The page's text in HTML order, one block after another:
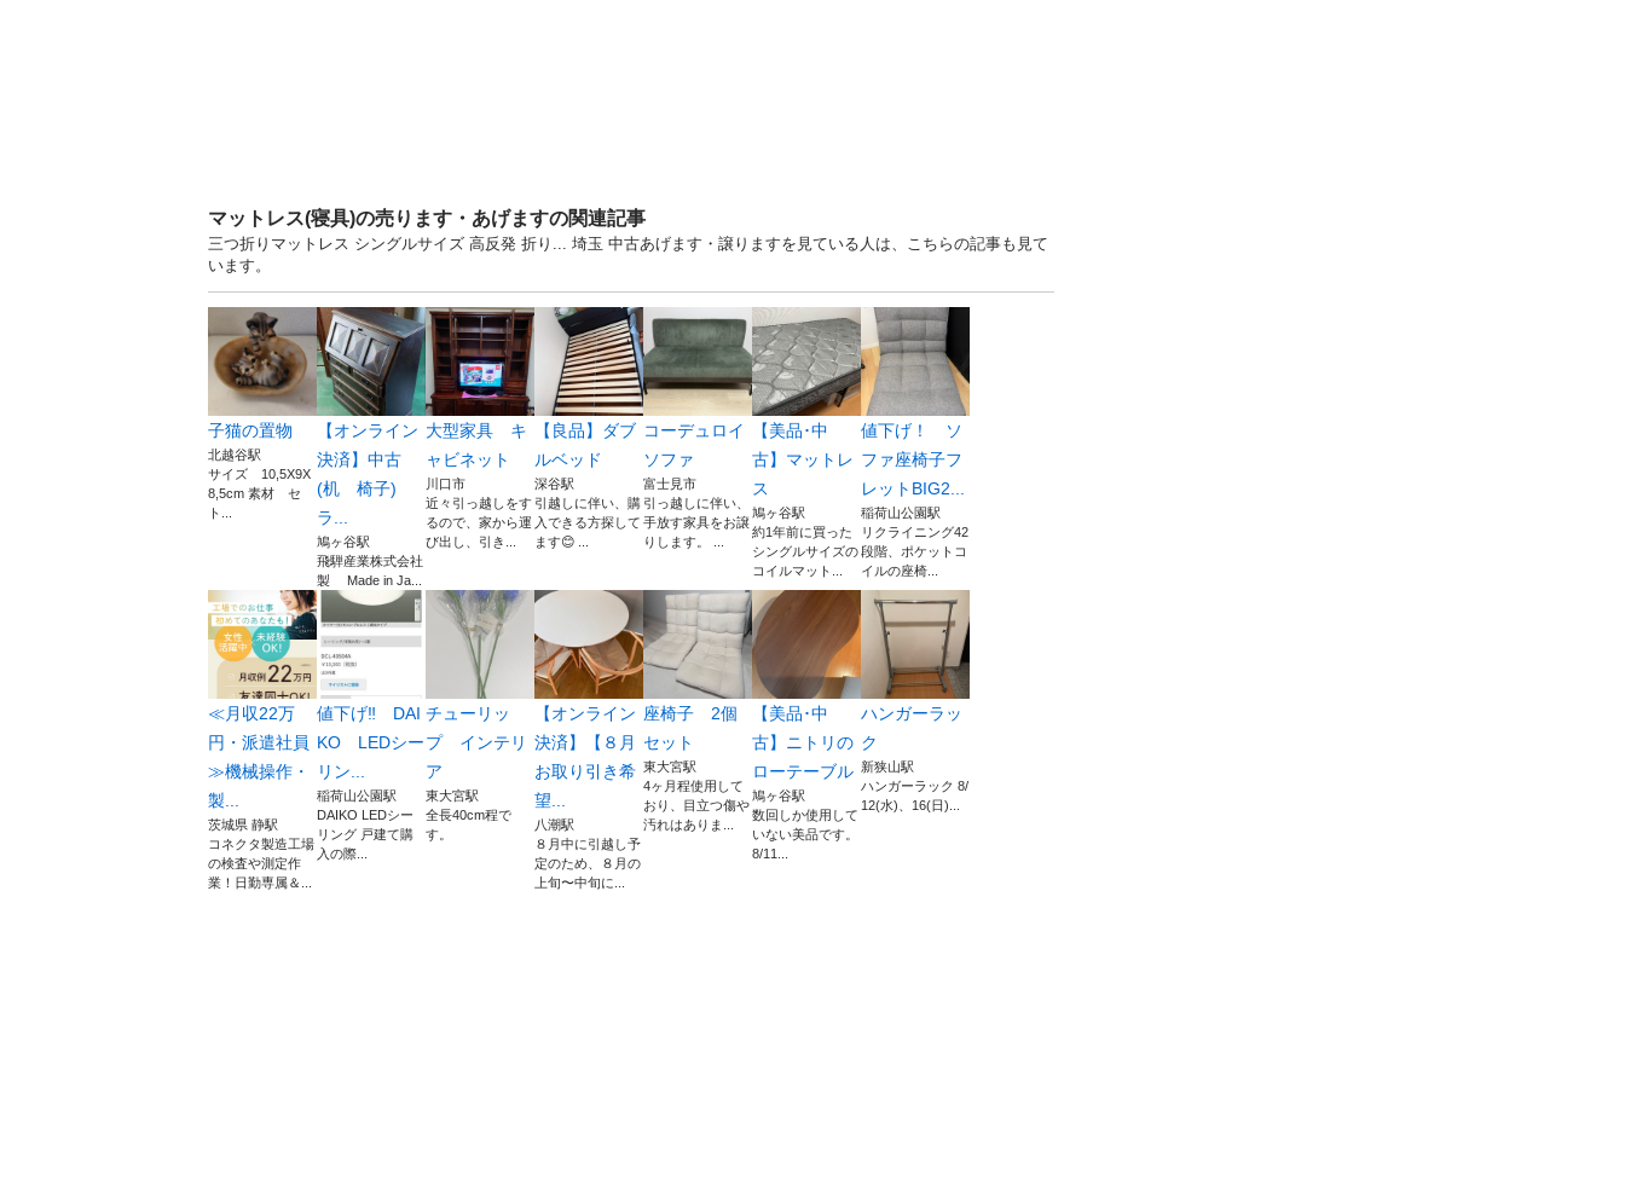
マットレス(寝具)の売ります・あげますの関連記事
三つ折りマットレス シングルサイズ 高反発 折り... 埼玉 中古あげます・譲りますを見ている人は、こちらの記事も見て
います。
子猫の置物
北越谷駅
サイズ 10,5X9X
8,5cm 素材 セ
ト...
【オンライン
決済】中古
(机 椅子)
ラ...
鳩ヶ谷駅
飛騨産業株式会社
製 Made in Ja...
大型家具 キ
ャビネット
川口市
近々引っ越しをす
るので、家から運
び出し、引き...
【良品】ダブ
ルベッド
深谷駅
引越しに伴い、購
入できる方探して
ます😊 ...
コーデュロイ
ソファ
富士見市
引っ越しに伴い、
手放す家具をお譲
りします。 ...
【美品･中
古】マットレ
ス
鳩ヶ谷駅
約1年前に買った
シングルサイズの
コイルマット...
値下げ！ ソ
ファ座椅子フ
レットBIG2...
稲荷山公園駅
リクライニング42
段階、ポケットコ
イルの座椅...
≪月収22万
円・派遣社員
≫機械操作・
製...
茨城県 静駅
コネクタ製造工場
の検査や測定作
業！日勤専属＆...
値下げ‼︎ DAI
KO LEDシー
リン...
稲荷山公園駅
DAIKO LEDシー
リング 戸建て購
入の際...
チューリッ
プ インテリ
ア
東大宮駅
全長40cm程で
す。
【オンライン
決済】【８月
お取り引き希
望...
八潮駅
８月中に引越し予
定のため、８月の
上旬〜中旬に...
座椅子 2個
セット
東大宮駅
4ヶ月程使用して
おり、目立つ傷や
汚れはありま...
【美品･中
古】ニトリの
ローテーブル
鳩ヶ谷駅
数回しか使用して
いない美品です。
8/11...
ハンガーラッ
ク
新狭山駅
ハンガーラック 8/
12(水)、16(日)...